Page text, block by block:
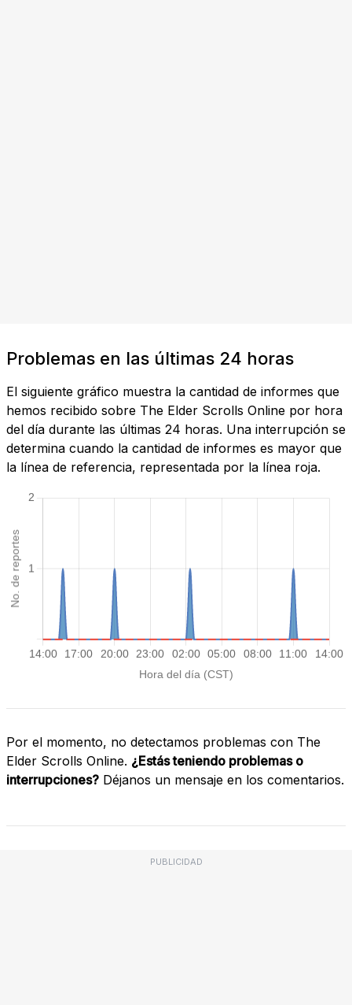
Problemas en las últimas 24 horas
El siguiente gráfico muestra la cantidad de informes que
hemos recibido sobre The Elder Scrolls Online por hora
del día durante las últimas 24 horas. Una interrupción se
determina cuando la cantidad de informes es mayor que
la línea de referencia, representada por la línea roja.
Por el momento, no detectamos problemas con The
Elder Scrolls Online. ¿Estás teniendo problemas o
interrupciones? Déjanos un mensaje en los comentarios.
PUBLICIDAD